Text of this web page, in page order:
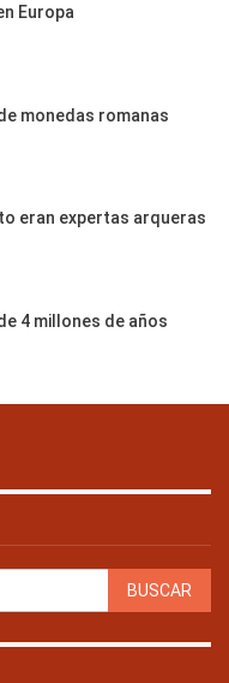
Europa
monedas romanas
eran expertas arqueras
4 millones de años